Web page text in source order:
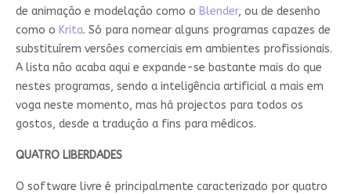
de animação e modelação como o Blender, ou de desenho
como o Krita. Só para nomear alguns programas capazes de
substituírem versões comerciais em ambientes profissionais.
A lista não acaba aqui e expande-se bastante mais do que
nestes programas, sendo a inteligência artificial a mais em
voga neste momento, mas há projectos para todos os
gostos, desde a tradução a fins para médicos.
QUATRO LIBERDADES
O software livre é principalmente caracterizado por quatro